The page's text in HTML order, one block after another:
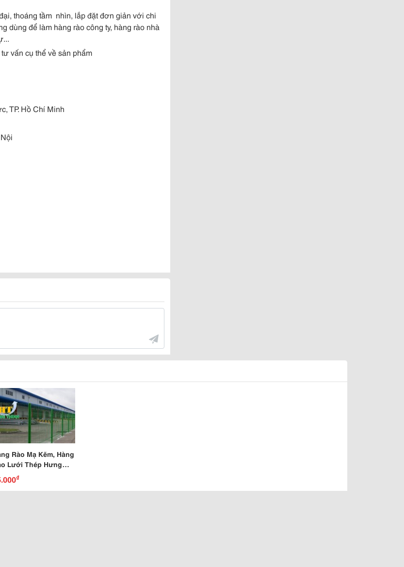
thoáng tầm nhìn, lắp đặt đơn giản với chi
dùng để làm hàng rào công ty, hàng rào nhà
vấn cụ thể về sản phẩm
TP. Hồ Chí Minh
Rào Mạ Kẽm, Hàng
Lưới Thép Hưng
₫